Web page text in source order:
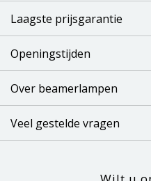
Laagste prijsgarantie
Openingstijden
Over beamerlampen
Veel gestelde vragen